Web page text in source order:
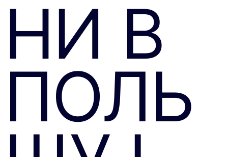
НИ В
ПОЛЬ